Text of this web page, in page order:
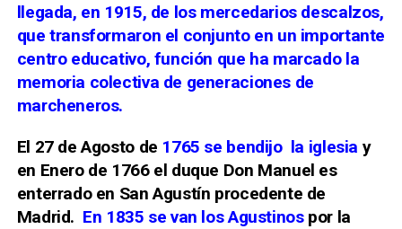
llegada, en 1915, de los mercedarios descalzos,
que transformaron el conjunto en un importante
centro educativo, función que ha marcado la
memoria colectiva de generaciones de
marcheneros.
El 27 de Agosto de 1765 se bendijo la iglesia y
en Enero de 1766 el duque Don Manuel es
enterrado en San Agustín procedente de
Madrid. En 1835 se van los Agustinospor la